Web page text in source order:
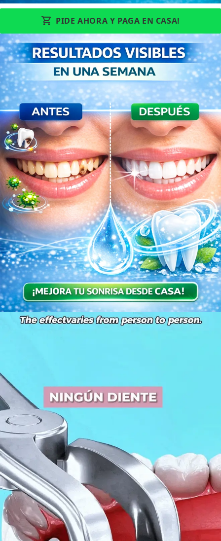
PIDE AHORA Y PAGA EN CASA!